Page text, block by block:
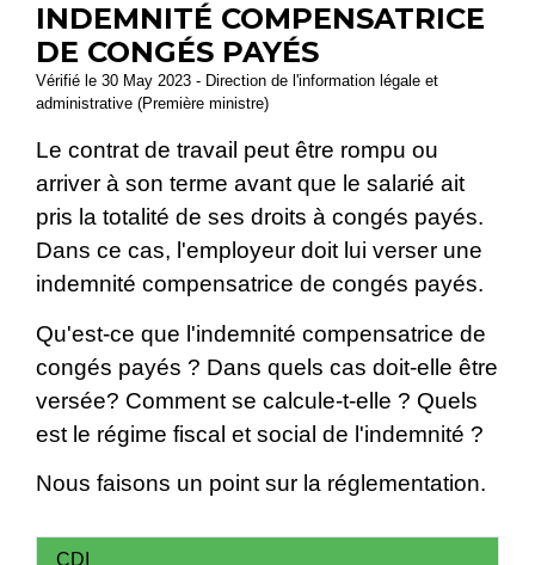
INDEMNITÉ COMPENSATRICE
DE CONGÉS PAYÉS
Vérifié le 30 May 2023 - Direction de l'information légale et
administrative (Première ministre)
Le contrat de travail peut être rompu ou
arriver à son terme avant que le salarié ait
pris la totalité de ses droits à congés payés.
Dans ce cas, l'employeur doit lui verser une
indemnité compensatrice de congés payés.
Qu'est-ce que l'indemnité compensatrice de
congés payés ? Dans quels cas doit-elle être
versée? Comment se calcule-t-elle ? Quels
est le régime fiscal et social de l'indemnité ?
Nous faisons un point sur la réglementation.
CDI